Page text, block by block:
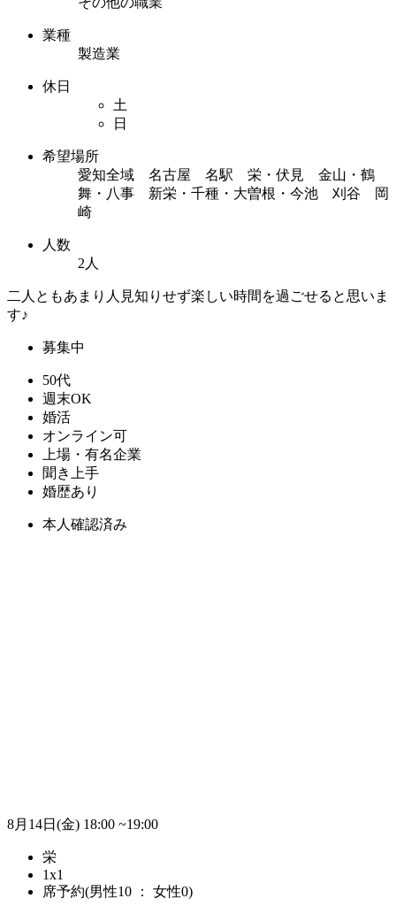
業種
製造業
休日
土
日
希望場所
愛知全域 名古屋 名駅 栄・伏見 金山・鶴
舞・八事 新栄・千種・大曽根・今池 刈谷 岡
崎
人数
2人
二人ともあまり人見知りせず楽しい時間を過ごせると思いま
す♪
募集中
50代
週末OK
婚活
オンライン可
上場・有名企業
聞き上手
婚歴あり
本人確認済み
8月14日(金) 18:00 ~19:00
栄
1x1
席予約(男性10 ： 女性0)